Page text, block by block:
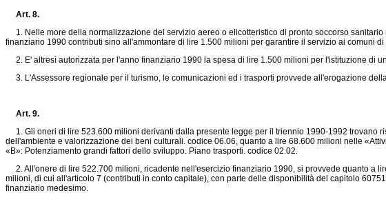
Art. 8.
1. Nelle more della normalizzazione del servizio aereo o elicotteristico di pronto soccorso
finanziario 1990 contributi sino all'ammontare di lire 1.500 milioni per garantire il servizio ai comuni
2. E' altresì autorizzata per l'anno finanziario 1990 la spesa di lire 1.500 milioni per l'istituzione di
3. L'Assessore regionale per il turismo, le comunicazioni ed i trasporti provvede all'erogazione
Art. 9.
1. Gli oneri di lire 523.600 milioni derivanti dalla presente legge per il triennio 1990-1992 trovano
dell'ambiente e valorizzazione dei beni culturali. codice 06.06, quanto a lire 68.600 milioni nelle
«B»: Potenziamento grandi fattori dello sviluppo. Piano trasporti. codice 02.02.
2. All'onere di lire 522.700 milioni, ricadente nell'esercizio finanziario 1990, si provvede quanto a
milioni, di cui all'articolo 7 (contributi in conto capitale), con parte delle disponibilità del capitolo
finanziario medesimo.